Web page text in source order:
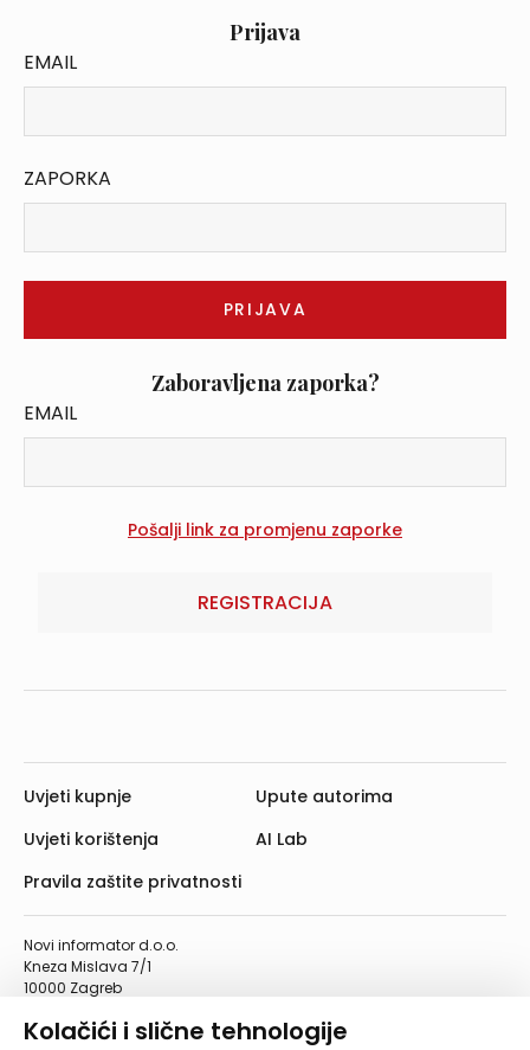
Kolačići i slične tehnologije
Prijava
EMAIL
ZAPORKA
Zaboravljena zaporka?
EMAIL
REGISTRACIJA
Novi informator d.o.o.
Kneza Mislava 7/1
10000 Zagreb
Telefaks: 01/4612-553
Uvjeti kupnje
Uvjeti korištenja
Pravila zaštite privatnosti
Upute autorima
AI Lab